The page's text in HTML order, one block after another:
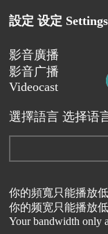
設定 设定 Settings
影音廣播
影音广播
Videocast
選擇語言 选择语
你的頻寬只能播放
你的频宽只能播放
Your bandwidth only